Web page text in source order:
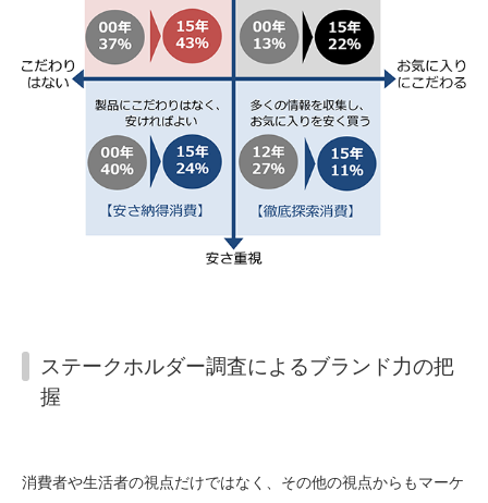
ステークホルダー調査によるブランド力の把
握
消費者や生活者の視点だけではなく、その他の視点からもマーケ